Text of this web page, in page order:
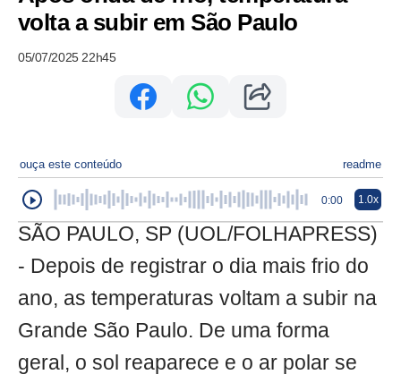
volta a subir em São Paulo
05/07/2025 22h45
ouça este conteúdo readme
0:00 1.0x
SÃO PAULO, SP (UOL/FOLHAPRESS)
- Depois de registrar o dia mais frio do
ano, as temperaturas voltam a subir na
Grande São Paulo. De uma forma
geral, o sol reaparece e o ar polar se